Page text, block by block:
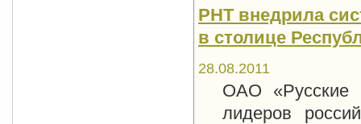
РНТ внедрила
в столице
28.08.2011
ОАО «Русские
лидеров